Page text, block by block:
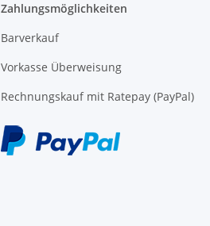
Zahlungsmöglichkeiten
Barverkauf
Vorkasse Überweisung
Rechnungskauf mit Ratepay (PayPal)